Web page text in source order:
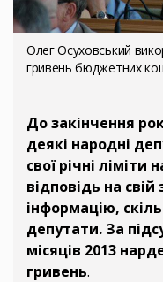
Олег Осуховський
гривень бюджетних
До закінчення
деякі народні
свої річні ліміти
відповідь на
інформацію,
депутати. За
місяців 2013
гривень.